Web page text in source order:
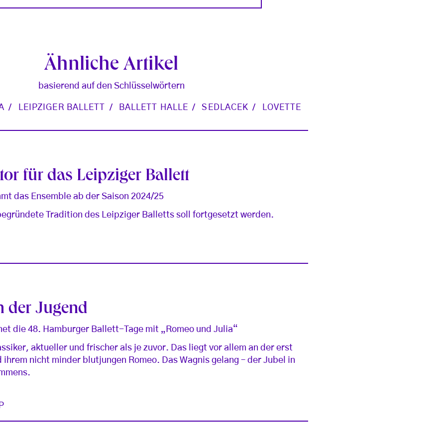
Ähnliche Artikel
basierend auf den Schlüsselwörtern
LEIPZIGER BALLETT BALLETT HALLE SEDLACEK LOVETTE
für das Leipziger Ballett
das Ensemble ab der Saison 2024/25
Tradition des Leipziger Balletts soll fortgesetzt werden.
der Jugend
die 48. Hamburger Ballett-Tage mit „Romeo und Julia“
aktueller und frischer als je zuvor. Das liegt vor allem an der erst
nicht minder blutjungen Romeo. Das Wagnis gelang – der Jubel in